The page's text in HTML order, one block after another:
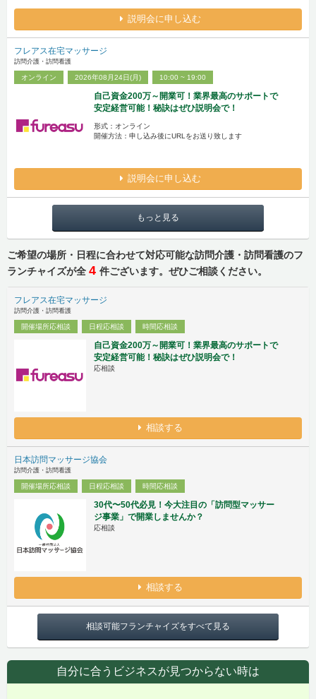
説明会に申し込む
フレアス在宅マッサージ
訪問介護・訪問看護
オンライン 2026年08月24日(月) 10:00 ~ 19:00
自己資金200万～開業可！業界最高のサポートで
安定経営可能！秘訣はぜひ説明会で！
形式：オンライン
開催方法：申し込み後にURLをお送り致します
説明会に申し込む
もっと見る
ご希望の場所・日程に合わせて対応可能な訪問介護・訪問看護のフ
ランチャイズが全 4 件ございます。ぜひご相談ください。
フレアス在宅マッサージ
訪問介護・訪問看護
開催場所応相談 日程応相談 時間応相談
自己資金200万～開業可！業界最高のサポートで
安定経営可能！秘訣はぜひ説明会で！
応相談
相談する
日本訪問マッサージ協会
訪問介護・訪問看護
開催場所応相談 日程応相談 時間応相談
30代〜50代必見！今大注目の「訪問型マッサー
ジ事業」で開業しませんか？
応相談
相談する
相談可能フランチャイズをすべて見る
自分に合うビジネスが見つからない時は